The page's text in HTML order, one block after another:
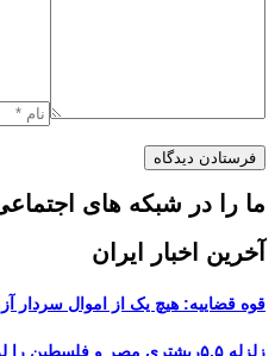
ما را در شبکه های
آخرین اخبار ایران
قوه قضاییه: هیچ یک از اموال سردار
زلزله ۵.۵ریشتری مصر و فلسطین را لرزاند